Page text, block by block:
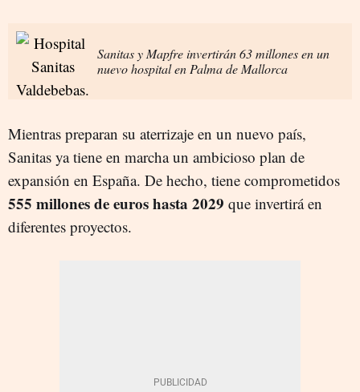
Sanitas y Mapfre invertirán 63 millones en un
nuevo hospital en Palma de Mallorca
Mientras preparan su aterrizaje en un nuevo país,
Sanitas ya tiene en marcha un ambicioso plan de
expansión en España. De hecho, tiene comprometidos
555 millones de euros hasta 2029 que invertirá en
diferentes proyectos.